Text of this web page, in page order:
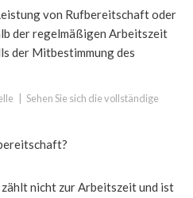
von Rufbereitschaft oder
der regelmäßigen Arbeitszeit
der Mitbestimmung des
Sehen Sie sich die vollständige
nicht zur Arbeitszeit und ist